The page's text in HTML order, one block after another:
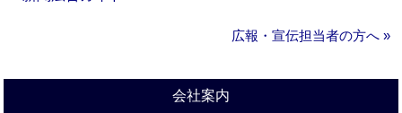
広報・宣伝担当者の方へ »
会社案内